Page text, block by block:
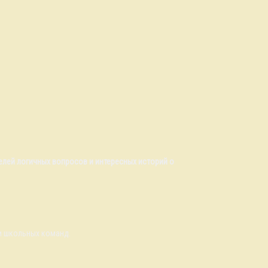
логичных вопросов и интересных историй о
школьных команд.